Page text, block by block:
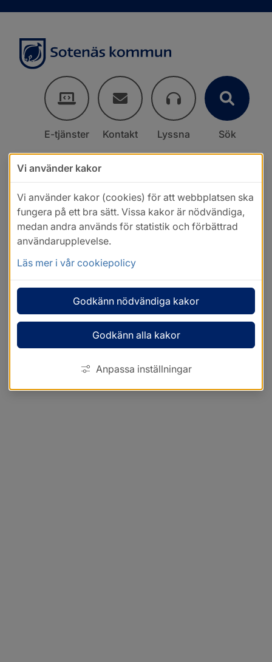
E-tjänster Kontakt Lyssna Sök
Vi använder kakor
Vi använder kakor (cookies) för att webbplatsen ska
fungera på ett bra sätt. Vissa kakor är nödvändiga,
medan andra används för statistik och förbättrad
användarupplevelse.
Läs mer i vår cookiepolicy
Godkänn nödvändiga kakor
Godkänn alla kakor
Anpassa inställningar